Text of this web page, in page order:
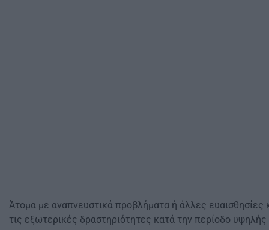
Άτομα με αναπνευστικά προβλήματα ή άλλες ευαισθησίες
τις εξωτερικές δραστηριότητες κατά την περίοδο